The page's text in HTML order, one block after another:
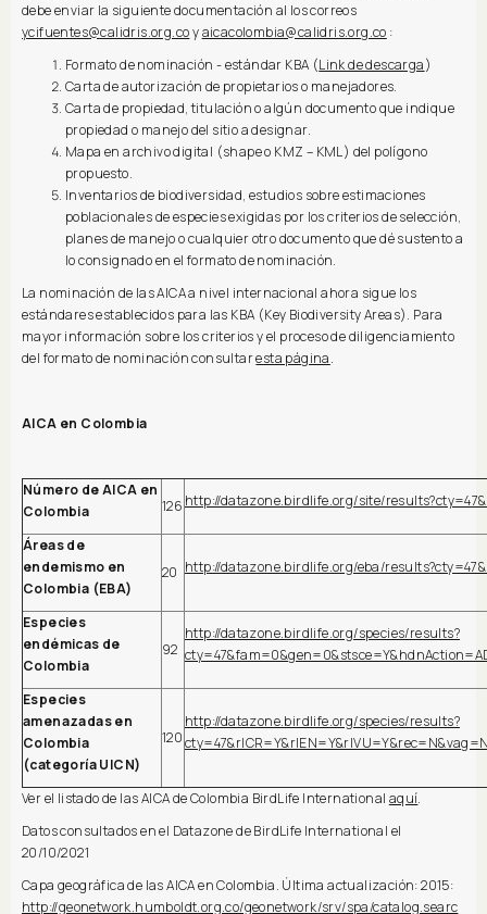
debe enviar la siguiente documentación al los correos
ycifuentes@calidris.org.coyaicacolombia@calidris.org.co :
Formato de nominación - estándar KBA (Link de descarga)
Carta de autorización de propietarios o manejadores.
Carta de propiedad, titulación o algún documento que indique
propiedad o manejo del sitio a designar.
Mapa en archivo digital (shape o KMZ – KML) del polígono
propuesto.
Inventarios de biodiversidad, estudios sobre estimaciones
poblacionales de especies exigidas por los criterios de selección,
planes de manejo o cualquier otro documento que dé sustento a
lo consignado en el formato de nominación.
La nominación de las AICA a nivel internacional ahora sigue los
estándares establecidos para las KBA (Key Biodiversity Areas). Para
mayor información sobre los criterios y el proceso de diligenciamiento
del formato de nominación consultaresta página.
AICA en Colombia
Número de AICA en
Colombia
126 http://datazone.birdlife.org/site/
Áreas de
endemismo en
Colombia (EBA)
20 http://datazone.birdlife.org/eba/
Especies
endémicas de
Colombia
92
http://datazone.birdlife.org/species/results?
Especies
amenazadas en
Colombia
(categoría UICN)
120
http://datazone.birdlife.org/species/results?
Ver el listado de las AICA de Colombia BirdLife International aquí.
Datos consultados en el Datazone de BirdLife International el
20/10/2021
Capa geográfica de las AICA en Colombia. Última actualización: 2015:
http://geonetwork.humboldt.org.co/geonetwork/srv/spa/catalog.searc